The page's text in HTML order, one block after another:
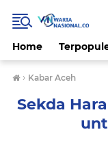
Home
› Kabar Aceh
Sekda